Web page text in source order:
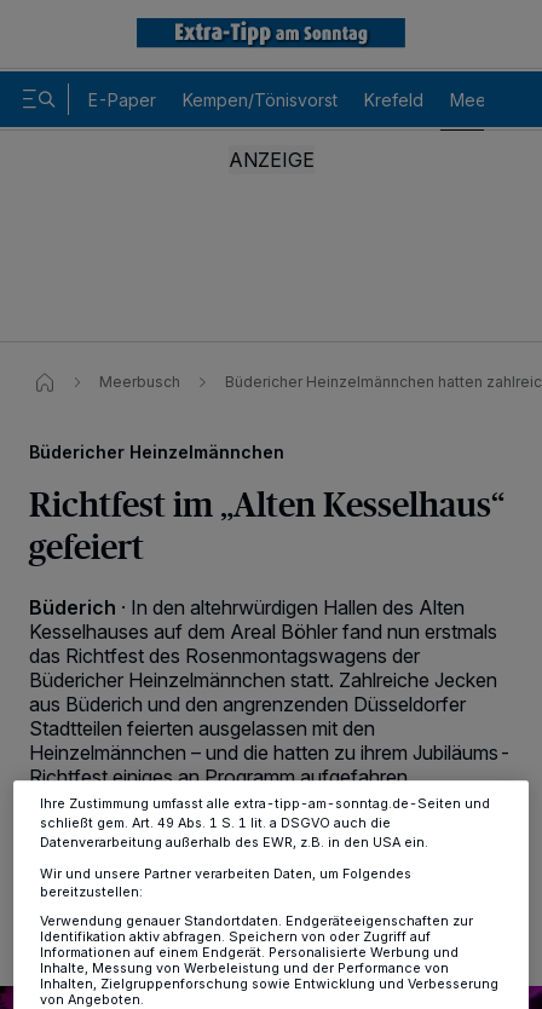
E-Paper Kempen/Tönisvorst Krefeld Meerbusch
Meerbusch Büdericher Heinzelmännchen hatten
Büdericher Heinzelmännchen
Richtfest im „Alten Kesselhaus“
gefeiert
Büderich · In den altehrwürdigen Hallen des Alten
Kesselhauses auf dem Areal Böhler fand nun erstmals
das Richtfest des Rosenmontagswagens der
Büdericher Heinzelmännchen statt. Zahlreiche Jecken
aus Büderich und den angrenzenden Düsseldorfer
Stadtteilen feierten ausgelassen mit den
Heinzelmännchen – und die hatten zu ihrem Jubiläums-
Richtfest einiges an Programm aufgefahren...
25.02.2025 , 10:15 Uhr 2 Minuten Lesezeit
Wir und unsere
Kennungen auf Ihrem Gerät zu. Durch Auswahl von OK aktivieren Sie
Tracking-Technologien für die unter „Wir und unsere Partner
verarbeiten Daten, um Ihnen Dienste bereitzustellen“ aufgeführten
Zwecke. Wenn Tracker deaktiviert sind, sind manche Inhalte und
Anzeigen möglicherweise nicht mehr so relevant für Sie. Sie können
dieses Menü jederzeit wieder aufrufen, um Ihre Einstellungen zu
ändern oder Ihre Einwilligung zu widerrufen, indem Sie auf den Link
Einstellungen oder Ablehnen am unteren Rand der Webseite klicken.
Ihre Einstellungen gelten innerhalb unseres Website. Weitere
Informationen finden Sie in unserer Datenschutzerklärung.
Ihre Zustimmung umfasst alle extra-tipp-am-sonntag.de-Seiten und
schließt gem. Art. 49 Abs. 1 S. 1 lit. a DSGVO auch die
Datenverarbeitung außerhalb des EWR, z.B. in den USA ein.
Wir und unsere Partner verarbeiten Daten, um Folgendes
bereitzustellen:
Verwendung genauer Standortdaten. Endgeräteeigenschaften zur
Identifikation aktiv abfragen. Speichern von oder Zugriff auf
Informationen auf einem Endgerät. Personalisierte Werbung und
Inhalte, Messung von Werbeleistung und der Performance von
Inhalten, Zielgruppenforschung sowie Entwicklung und Verbesserung
von Angeboten.